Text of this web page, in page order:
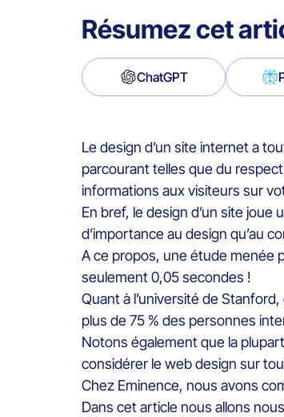
Résumez cet
ChatGPT
Le design d’un site internet a
parcourant telles que du
informations aux visiteurs sur
En bref, le design d’un site
d’importance au design qu’au
A ce propos, une étude menée
seulement 0,05 secondes !
Quant à l’université de
plus de 75 % des personnes
Notons également que la
considérer le web design sur
Chez Eminence, nous avons
Dans cet article nous allons